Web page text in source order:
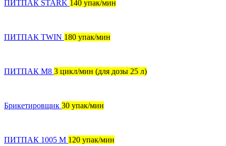
ПИТПАК STARK 140 упак/мин
ПИТПАК TWIN 180 упак/мин
ПИТПАК М8 3 цикл/мин (для дозы 25 л)
Брикетировщик 30 упак/мин
ПИТПАК 1005 М 120 упак/мин